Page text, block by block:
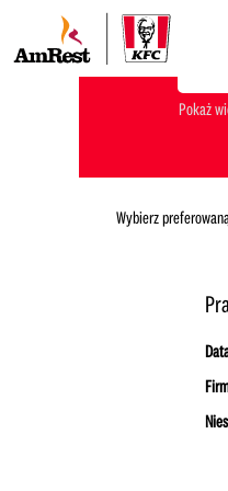
Pokaż
Wybierz